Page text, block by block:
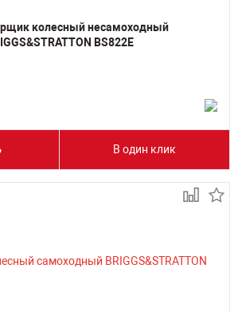
колесный несамоходный
BS822E
В один клик